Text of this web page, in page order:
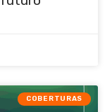
COBERTURAS